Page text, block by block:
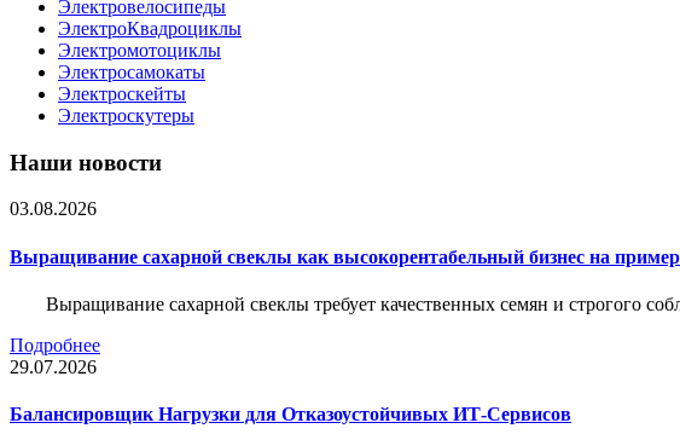
Электровелосипеды
ЭлектроКвадроциклы
Электромотоциклы
Электросамокаты
Электроскейты
Электроскутеры
Наши новости
03.08.2026
Выращивание сахарной свеклы как высокорентабельный бизнес на
Выращивание сахарной свеклы требует качественных семян и строгого
Подробнее
29.07.2026
Балансировщик Нагрузки для Отказоустойчивых ИТ-Сервисов